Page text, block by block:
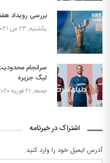
بررسی رویداد
یکشنبه, ۲۳ می ۲۰۲۱
سرانجام
لیگ جزیره
جمعه, ۲۱ فوریه ۲۰۲۰
اشتراک در خبرنامه
آدرس ایمیل خود را وارد کنید: